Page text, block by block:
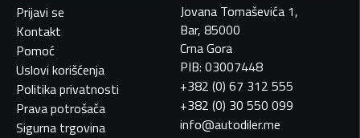
Prijavi se
Kontakt
Pomoć
Uslovi korišćenja
Politika privatnosti
Prava potrošača
Sigurna trgovina
Jovana Tomaševića 1,
Bar, 85000
Crna Gora
PIB: 03007448
+382 (0) 67 312 555
+382 (0) 30 550 099
info@autodiler.me